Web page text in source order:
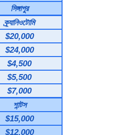
সিঙ্গাপুর
ক্র্যানিওটোমি
$20,000
$24,000
$4,500
$5,500
$7,000
শান্টস
$15,000
$12,000